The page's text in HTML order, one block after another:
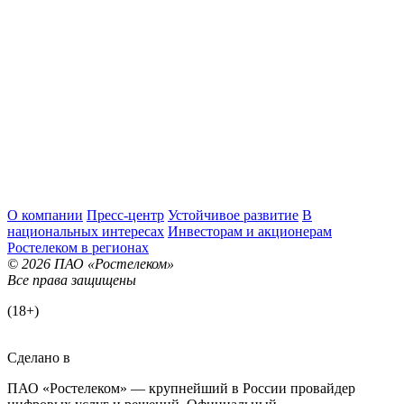
О компании Пресс-центр Устойчивое развитие В
национальных интересах Инвесторам и акционерам
Ростелеком в регионах
© 2026 ПАО «Ростелеком»
Все права защищены
(18+)
Сделано в
ПАО «Ростелеком» — крупнейший в России провайдер